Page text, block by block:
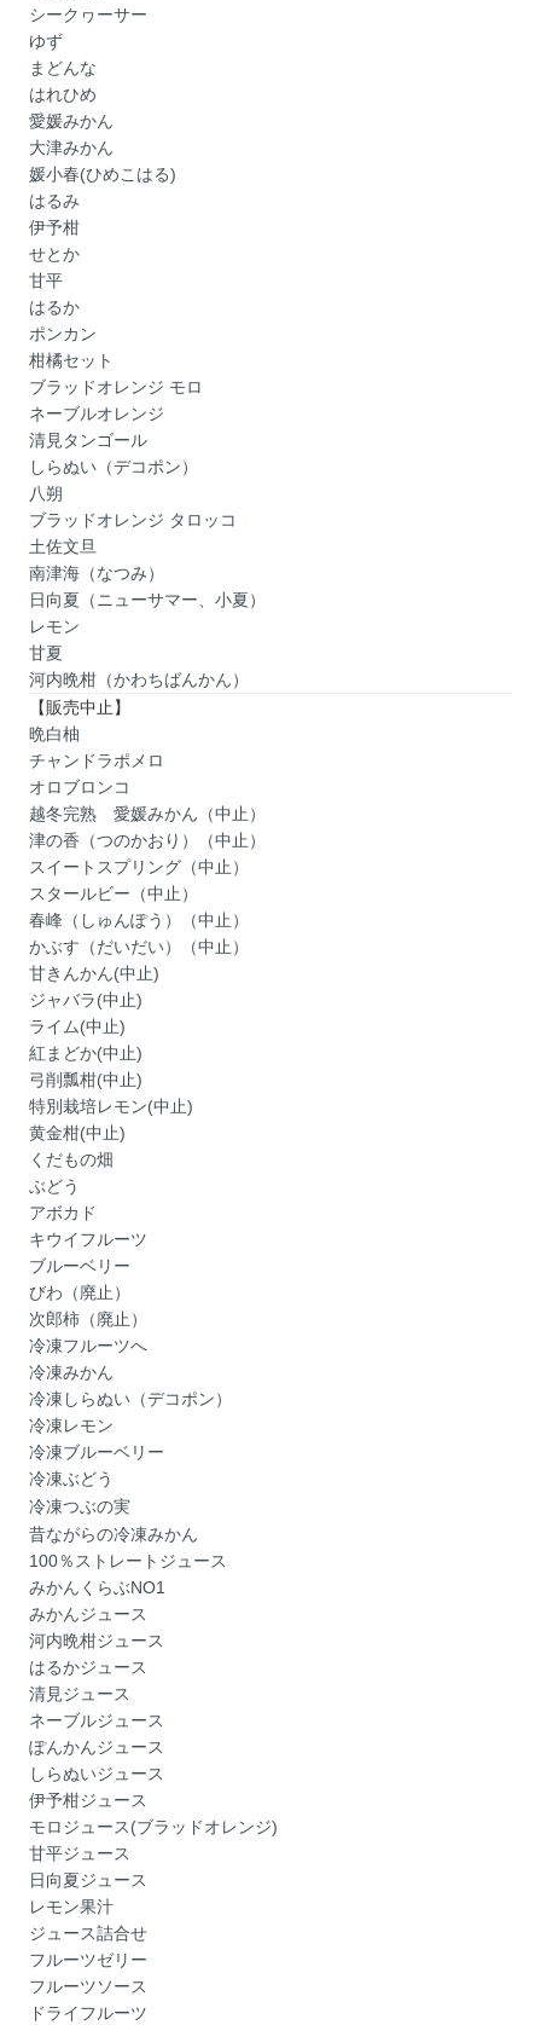
シークヮーサー
ゆず
まどんな
はれひめ
愛媛みかん
大津みかん
媛小春(ひめこはる)
はるみ
伊予柑
せとか
甘平
はるか
ポンカン
柑橘セット
ブラッドオレンジ モロ
ネーブルオレンジ
清見タンゴール
しらぬい（デコポン）
八朔
ブラッドオレンジ タロッコ
土佐文旦
南津海（なつみ）
日向夏（ニューサマー、小夏）
レモン
甘夏
河内晩柑（かわちばんかん）
【販売中止】
晩白柚
チャンドラポメロ
オロブロンコ
越冬完熟 愛媛みかん（中止）
津の香（つのかおり）（中止）
スイートスプリング（中止）
スタールビー（中止）
春峰（しゅんぽう）（中止）
かぶす（だいだい）（中止）
甘きんかん(中止)
ジャバラ(中止)
ライム(中止)
紅まどか(中止)
弓削瓢柑(中止)
特別栽培レモン(中止)
黄金柑(中止)
くだもの畑
ぶどう
アボカド
キウイフルーツ
ブルーベリー
びわ（廃止）
次郎柿（廃止）
冷凍フルーツへ
冷凍みかん
冷凍しらぬい（デコポン）
冷凍レモン
冷凍ブルーベリー
冷凍ぶどう
冷凍つぶの実
昔ながらの冷凍みかん
100％ストレートジュース
みかんくらぶNO1
みかんジュース
河内晩柑ジュース
はるかジュース
清見ジュース
ネーブルジュース
ぽんかんジュース
しらぬいジュース
伊予柑ジュース
モロジュース(ブラッドオレンジ)
甘平ジュース
日向夏ジュース
レモン果汁
ジュース詰合せ
フルーツゼリー
フルーツソース
ドライフルーツ